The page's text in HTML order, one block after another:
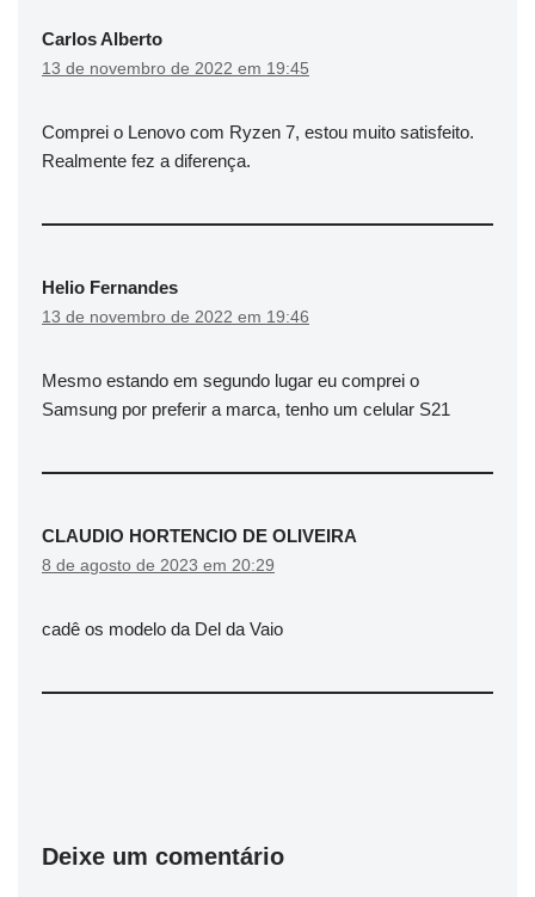
Carlos Alberto
13 de novembro de 2022 em 19:45
Comprei o Lenovo com Ryzen 7, estou muito satisfeito.
Realmente fez a diferença.
Helio Fernandes
13 de novembro de 2022 em 19:46
Mesmo estando em segundo lugar eu comprei o
Samsung por preferir a marca, tenho um celular S21
CLAUDIO HORTENCIO DE OLIVEIRA
8 de agosto de 2023 em 20:29
cadê os modelo da Del da Vaio
Deixe um comentário